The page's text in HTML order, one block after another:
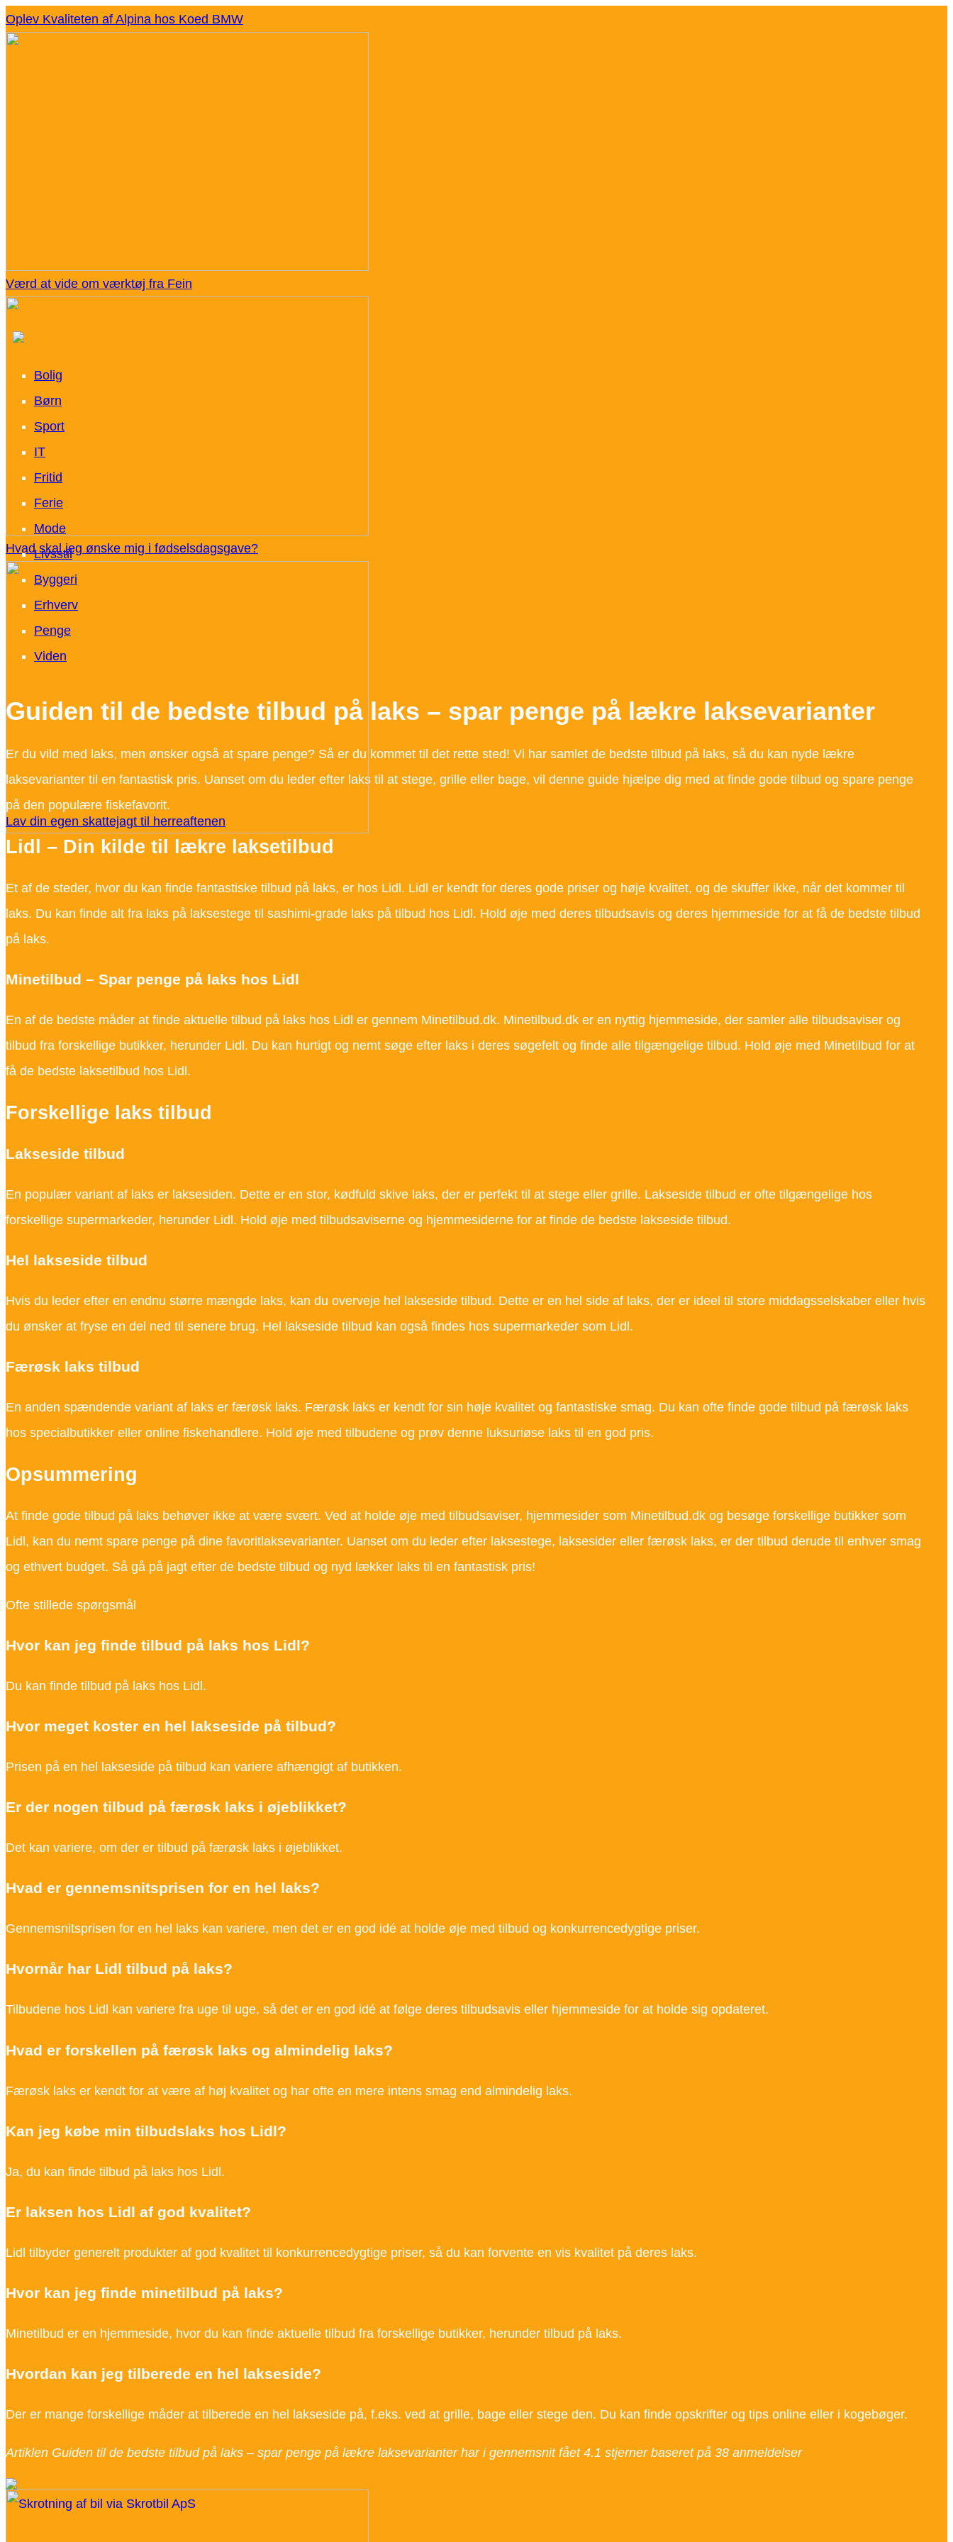
Oplev Kvaliteten af Alpina hos Koed BMW
Værd at vide om værktøj fra Fein
Hvad skal jeg ønske mig i fødselsdagsgave?
Lav din egen skattejagt til herreaftenen
Bolig
Børn
Sport
IT
Fritid
Ferie
Mode
Livsstil
Byggeri
Erhverv
Penge
Viden
Guiden til de bedste tilbud på laks – spar penge på lækre laksevarianter
Er du vild med laks, men ønsker også at spare penge? Så er du kommet til det rette sted! Vi har samlet de bedste tilbud på laks, så du kan nyde lækre
laksevarianter til en fantastisk pris. Uanset om du leder efter laks til at stege, grille eller bage, vil denne guide hjælpe dig med at finde gode tilbud og spare penge
på den populære fiskefavorit.
Lidl – Din kilde til lækre laksetilbud
Et af de steder, hvor du kan finde fantastiske tilbud på laks, er hos Lidl. Lidl er kendt for deres gode priser og høje kvalitet, og de skuffer ikke, når det kommer til
laks. Du kan finde alt fra laks på laksestege til sashimi-grade laks på tilbud hos Lidl. Hold øje med deres tilbudsavis og deres hjemmeside for at få de bedste tilbud
på laks.
Minetilbud – Spar penge på laks hos Lidl
En af de bedste måder at finde aktuelle tilbud på laks hos Lidl er gennem Minetilbud.dk. Minetilbud.dk er en nyttig hjemmeside, der samler alle tilbudsaviser og
tilbud fra forskellige butikker, herunder Lidl. Du kan hurtigt og nemt søge efter laks i deres søgefelt og finde alle tilgængelige tilbud. Hold øje med Minetilbud for at
få de bedste laksetilbud hos Lidl.
Forskellige laks tilbud
Lakseside tilbud
En populær variant af laks er laksesiden. Dette er en stor, kødfuld skive laks, der er perfekt til at stege eller grille. Lakseside tilbud er ofte tilgængelige hos
forskellige supermarkeder, herunder Lidl. Hold øje med tilbudsaviserne og hjemmesiderne for at finde de bedste lakseside tilbud.
Hel lakseside tilbud
Hvis du leder efter en endnu større mængde laks, kan du overveje hel lakseside tilbud. Dette er en hel side af laks, der er ideel til store middagsselskaber eller hvis
du ønsker at fryse en del ned til senere brug. Hel lakseside tilbud kan også findes hos supermarkeder som Lidl.
Færøsk laks tilbud
En anden spændende variant af laks er færøsk laks. Færøsk laks er kendt for sin høje kvalitet og fantastiske smag. Du kan ofte finde gode tilbud på færøsk laks
hos specialbutikker eller online fiskehandlere. Hold øje med tilbudene og prøv denne luksuriøse laks til en god pris.
Opsummering
At finde gode tilbud på laks behøver ikke at være svært. Ved at holde øje med tilbudsaviser, hjemmesider som Minetilbud.dk og besøge forskellige butikker som
Lidl, kan du nemt spare penge på dine favoritlaksevarianter. Uanset om du leder efter laksestege, laksesider eller færøsk laks, er der tilbud derude til enhver smag
og ethvert budget. Så gå på jagt efter de bedste tilbud og nyd lækker laks til en fantastisk pris!
Ofte stillede spørgsmål
Hvor kan jeg finde tilbud på laks hos Lidl?
Du kan finde tilbud på laks hos Lidl.
Hvor meget koster en hel lakseside på tilbud?
Prisen på en hel lakseside på tilbud kan variere afhængigt af butikken.
Er der nogen tilbud på færøsk laks i øjeblikket?
Det kan variere, om der er tilbud på færøsk laks i øjeblikket.
Hvad er gennemsnitsprisen for en hel laks?
Gennemsnitsprisen for en hel laks kan variere, men det er en god idé at holde øje med tilbud og konkurrencedygtige priser.
Hvornår har Lidl tilbud på laks?
Tilbudene hos Lidl kan variere fra uge til uge, så det er en god idé at følge deres tilbudsavis eller hjemmeside for at holde sig opdateret.
Hvad er forskellen på færøsk laks og almindelig laks?
Færøsk laks er kendt for at være af høj kvalitet og har ofte en mere intens smag end almindelig laks.
Kan jeg købe min tilbudslaks hos Lidl?
Ja, du kan finde tilbud på laks hos Lidl.
Er laksen hos Lidl af god kvalitet?
Lidl tilbyder generelt produkter af god kvalitet til konkurrencedygtige priser, så du kan forvente en vis kvalitet på deres laks.
Hvor kan jeg finde minetilbud på laks?
Minetilbud er en hjemmeside, hvor du kan finde aktuelle tilbud fra forskellige butikker, herunder tilbud på laks.
Hvordan kan jeg tilberede en hel lakseside?
Der er mange forskellige måder at tilberede en hel lakseside på, f.eks. ved at grille, bage eller stege den. Du kan finde opskrifter og tips online eller i kogebøger.
Artiklen Guiden til de bedste tilbud på laks – spar penge på lækre laksevarianter har i gennemsnit fået 4.1 stjerner baseret på 38 anmeldelser